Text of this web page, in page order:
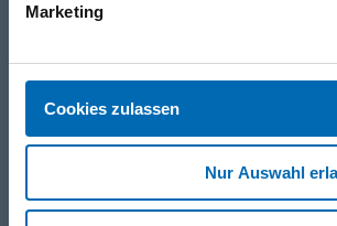
Marketing
Cookies zulassen
Nur Auswahl
+49 871 973 899(Mo - Fr: 07:00 -
WhatsApp
+49 (0)151 172 082 54